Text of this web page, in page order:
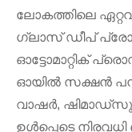
ലോകത്തിലെ
ഗ്ലാസ് ഡീപ്
ഓട്ടോമാറ്റിക്
ഓയിൽ സക്ഷൻ
വാഷർ,
ഉൾപ്പെടെ